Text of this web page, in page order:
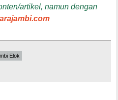
artikel, namun dengan
Elok